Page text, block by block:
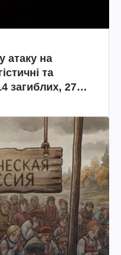
атаку на
та
загиблих, 27